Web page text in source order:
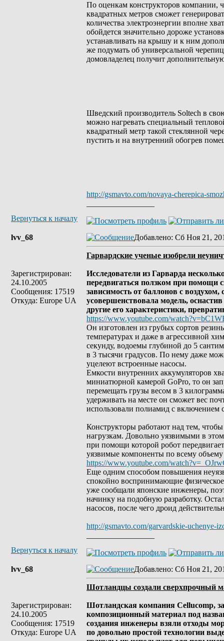
По оценкам конструкторов
квадратных метров сможет
количества электроэнергии вполне
обойдется значительно дороже
устанавливать на крышу и к ним
же подумать об универсальной
домовладелец получит
Шведский производитель Soltech в
можно нагревать специальный
квадратный метр такой стеклянной
пустить и на внутренний обогрев
http://gsmavto.com/novaya-cherepica-
Вернуться к началу
lvv_68
Зарегистрирован:
24.10.2005
Сообщения: 17519
Откуда: Europe UA
Добавлено: Сб Ноя 21,
Гарвардские ученые изобрели
Исследователи из Гарварда
передвигаться ползком при помощи
зависимость от баллонов с
усовершенствовала модель,
другие его характеристики,
https://www.youtube.com/
Он изготовлен из грубых сортов
температурах и даже в агрессивной
секунду, водоемы глубиной до 5
в 3 тысячи градусов. По нему даже
уцелеют встроенные насосы.
Емкости внутренних аккумуляторов
миниатюрной камерой GoPro, то он
перемещать грузы весом в 3
удерживать на месте он сможет вес
использовали полиамид с включением
Конструкторы работают над тем,
нагрузкам. Довольно уязвимыми в
при помощи которой робот
уязвимые компоненты по всему
https://www.youtube.com/
Еще одним способом повышения
спокойно воспринимающие
уже сообщали японские инженеры,
начинку на подобную разработку.
насосов, после чего дроид
http://gsmavto.com/garvardskie-uchenye-
Вернуться к началу
lvv_68
Зарегистрирован:
24.10.2005
Сообщения: 17519
Откуда: Europe UA
Добавлено: Сб Ноя 21,
Шотландцы создали сверхпрочный
Шотландская компания Cellucomp,
композиционный материал под
создания инженеры взяли отходы
по довольно простой технологии